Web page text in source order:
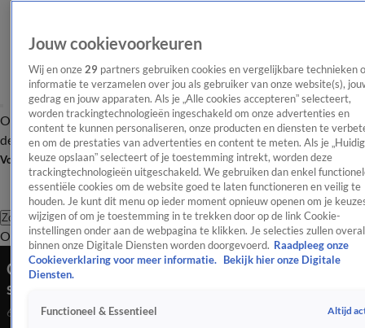
OverzichtAfleveringen Entertainment TV Algemeen
Tip
de redactieNieuwsbrief
Volg Shownieuws
Zoeken
OverzichtEntertainmentSpraakmakendRealityCrimeVideo's
Olcay Gulsen moet ton betalen aan ex-
schoonmoeder
6 apr 2023, 23:23
Jouw cookievoorkeuren
Wij en onze 29 partners gebruiken cookies en vergelijkbare technieken
informatie te verzamelen over jou als gebruiker van onze website(s),
gedrag en jouw apparaten. Als je „Alle cookies accepteren” selecteert,
worden trackingtechnologieën ingeschakeld om onze advertenties en
content te kunnen personaliseren, onze producten en diensten te
en om de prestaties van advertenties en content te meten. Als je
keuze opslaan” selecteert of je toestemming intrekt, worden deze
trackingtechnologieën uitgeschakeld. We gebruiken dan enkel
essentiële cookies om de website goed te laten functioneren en veilig te
houden. Je kunt dit menu op ieder moment opnieuw openen om je
wijzigen of om je toestemming in te trekken door op de link Cookie-
instellingen onder aan de webpagina te klikken. Je selecties zullen overal
binnen onze Digitale Diensten worden doorgevoerd. Raadpleeg onze
Cookieverklaring voor meer informatie.
Bekijk hier onze Digitale
Diensten.
Functioneel & Essentieel Altijd